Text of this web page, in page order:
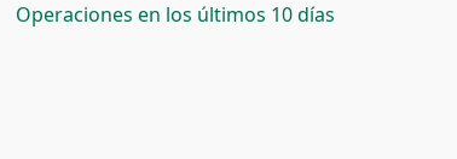
Operaciones en los últimos 10 días